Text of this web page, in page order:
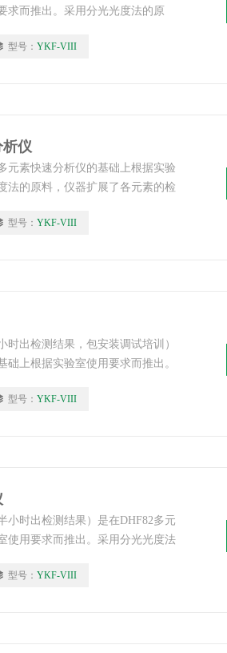
求而推出。采用分光光度法的原
量可靠性差的问题，仪器通过一次
型号： YKF-VIII
仪
元素快速分析仪的基础上根据实验
法的原料，仪器扩展了各元素的检
过一次熔样可对铁、钛、铝、硅、
型号： YKF-VIII
出检测结果，包安装调试培训）
础上根据实验室使用要求而推出。
，分析低含量元素含量可靠性差的
型号： YKF-VIII
小时出检测结果）是在DHF82多元
使用要求而推出。采用分光光度法
素含量可靠性差的问题，仪器通过
型号： YKF-VIII